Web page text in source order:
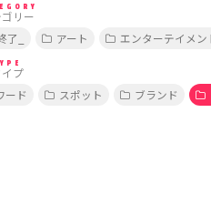
リー
了_ アート エンターテイメン
プ
ード スポット ブランド